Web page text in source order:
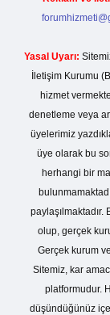
Yasal Uyarı:
İletişim Kurumu
hizmet
denetleme veya
üyelerimiz
üye olarak bu
herhangi bir
olup, gerçek
Gerçek kurum
Sitemiz, kar
platformudur.
düşündüğünüz